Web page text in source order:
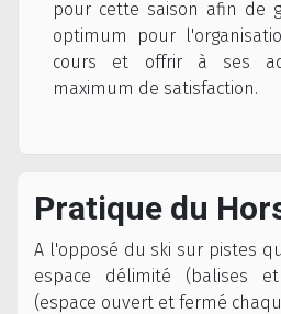
pour cette saison afin de
optimum pour
cours et offrir à ses
maximum de satisfaction.
Pratique du
A l'opposé du ski sur pistes
espace délimité (balises
(espace ouvert et fermé